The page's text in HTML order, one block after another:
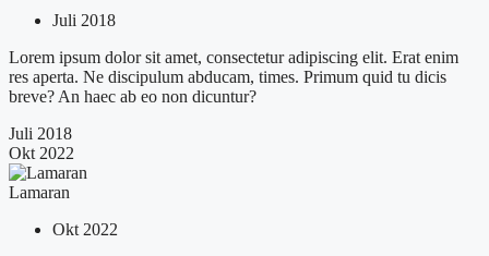
Juli 2018
Lorem ipsum dolor sit amet, consectetur adipiscing elit. Erat enim
res aperta. Ne discipulum abducam, times. Primum quid tu dicis
breve? An haec ab eo non dicuntur?
Juli 2018
Okt 2022
Lamaran
Okt 2022